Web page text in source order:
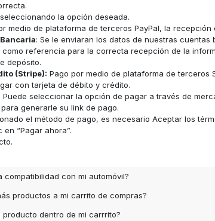
la opción deseada.
medio de plataforma de terceros PayPal, la
: Se le enviaran los datos de nuestras
como referencia para la correcta recepción de la
depósito.
(Stripe): Pago por medio de plataforma de terceros
con tarjeta de débito y crédito.
Puede seleccionar la opción de pagar a través de
generarle su link de pago.
el método de pago, es necesario Aceptar los
“Pagar ahora”.
compatibilidad con mi automóvil?
productos a mi carrito de compras?
producto dentro de mi carrrito?